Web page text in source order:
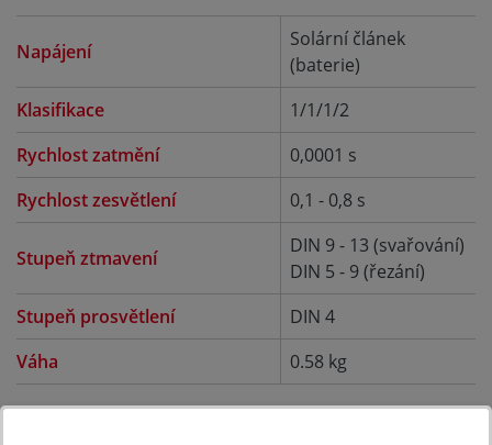
Napájení
Solární článek
(baterie)
Klasifikace
1/1/1/2
Rychlost zatmění
0,0001 s
Rychlost zesvětlení
0,1 - 0,8 s
Stupeň ztmavení
DIN 9 - 13 (svařování)
DIN 5 - 9 (řezání)
Stupeň prosvětlení
DIN 4
Váha
0.58 kg